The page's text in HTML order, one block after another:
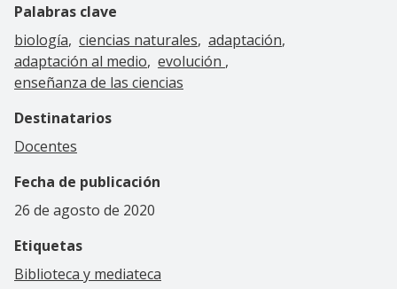
Palabras clave
biología ciencias naturales adaptación
adaptación al medio evolución
enseñanza de las ciencias
Destinatarios
Docentes
Fecha de publicación
26 de agosto de 2020
Etiquetas
Biblioteca y mediateca